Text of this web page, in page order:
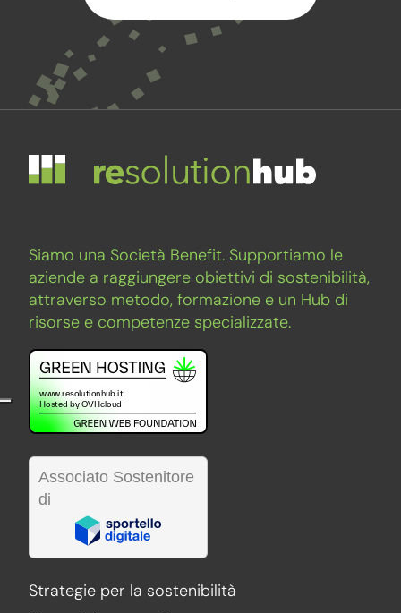
Siamo una Società Benefit. Supportiamo le
aziende a raggiungere obiettivi di sostenibilità,
attraverso metodo, formazione e un Hub di
risorse e competenze specializzate.
Associato Sostenitore
di
Strategie per la sostenibilità